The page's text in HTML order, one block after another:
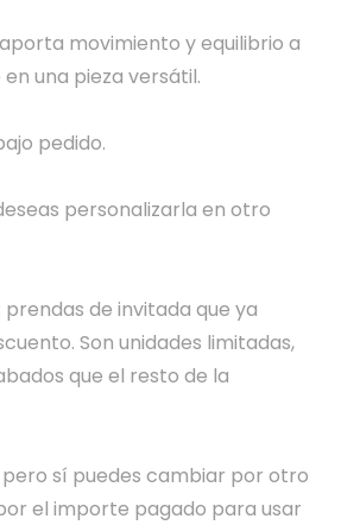
movimiento y equilibrio a
una pieza versátil.
pedido.
personalizarla en otro
de invitada que ya
Son unidades limitadas,
que el resto de la
sí puedes cambiar por otro
el importe pagado para usar